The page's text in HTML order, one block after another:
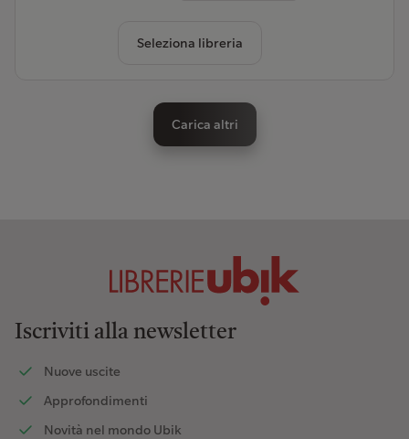
Seleziona libreria
Carica altri
Iscriviti alla newsletter
Nuove uscite
Approfondimenti
Novità nel mondo Ubik